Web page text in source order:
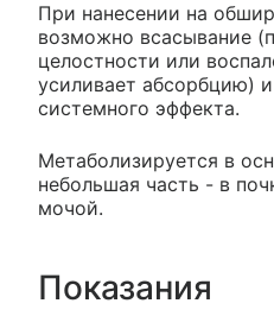
При нанесении на
возможно всасывание
целостности или
усиливает абсорбцию)
системного эффекта.
Метаболизируется в
небольшая часть - в
мочой.
Показания